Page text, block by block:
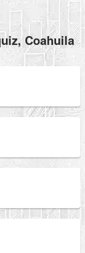
Coahuila